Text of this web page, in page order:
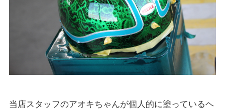
当店スタッフのアオキちゃんが個人的に塗っているヘ